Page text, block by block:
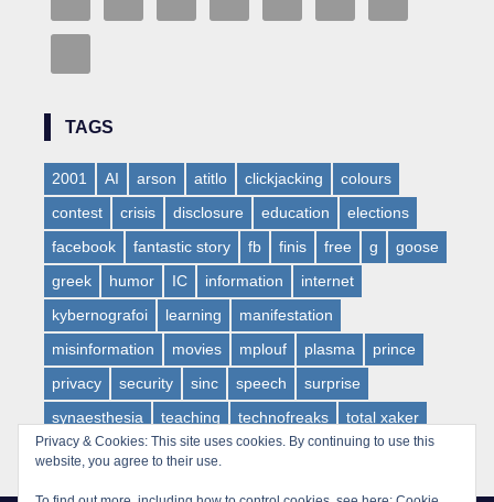
TAGS
2001 AI arson atitlo clickjacking
colours
contest
crisis disclosure education
elections
facebook
fantastic story fb finis free g
goose
greek
humor IC information
internet
kybernografoi
learning
manifestation
misinformation
movies mplouf plasma
prince
privacy
security sinc speech
surprise
synaesthesia
teaching technofreaks
total xaker
tv
virus web websloth wow
Privacy & Cookies: This site uses cookies. By continuing to use this
website, you agree to their use.